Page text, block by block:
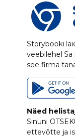
Storybooki
veebilehel Sa
see firma
Näed
Sinuni
ettevõtte ja